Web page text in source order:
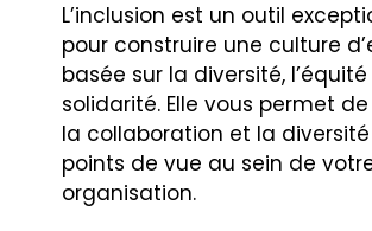
L’inclusion est un outil
pour construire une culture
basée sur la diversité,
solidarité. Elle vous permet
la collaboration et la
points de vue au sein de
organisation.